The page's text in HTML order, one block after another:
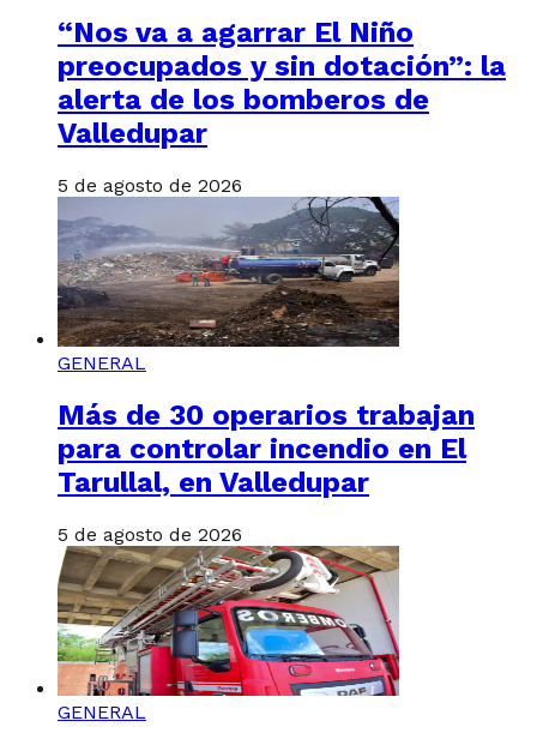
“Nos va a agarrar El Niño
preocupados y sin dotación”: la
alerta de los bomberos de
Valledupar
5 de agosto de 2026
GENERAL
Más de 30 operarios trabajan
para controlar incendio en El
Tarullal, en Valledupar
5 de agosto de 2026
GENERAL